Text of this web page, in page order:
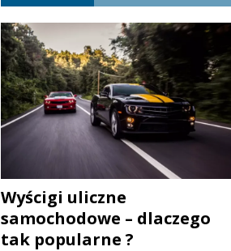
Wyścigi uliczne
samochodowe – dlaczego
tak popularne ?